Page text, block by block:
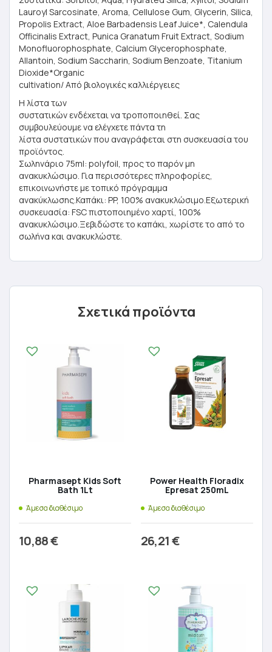
Lauroyl Sarcosinate, Aroma, Cellulose Gum, Glycerin, Silica,
Propolis Extract, Aloe Barbadensis Leaf Juice*, Calendula
Officinalis Extract, Punica Granatum Fruit Extract, Sodium
Monofluorophosphate, Calcium Glycerophosphate,
Allantoin, Sodium Saccharin, Sodium Benzoate, Titanium
Dioxide*Organic
cultivation/ Από βιολογικές καλλιέργειες
Η λίστα των
συστατικών ενδέχεται να τροποποιηθεί. Σας
συμβουλεύουμε να ελέγχετε πάντα τη
λίστα συστατικών που αναγράφεται στη συσκευασία του
προϊόντος.
Σωληνάριο 75ml: polyfoil, προς το παρόν μη
ανακυκλώσιμο. Για περισσότερες πληροφορίες,
επικοινωνήστε με τοπικό πρόγραμμα
ανακύκλωσης.Καπάκι: PP, 100% ανακυκλώσιμο.Εξωτερική
συσκευασία: FSC πιστοποιημένο χαρτί, 100%
ανακυκλώσιμο.Ξεβιδώστε το καπάκι, χωρίστε το από το
σωλήνα και ανακυκλώστε.
Σχετικά προϊόντα
Pharmasept Kids Soft
Bath 1Lt
Άμεσα διαθέσιμο
10,88€
Power Health Floradix
Epresat 250mL
Άμεσα διαθέσιμο
26,21€